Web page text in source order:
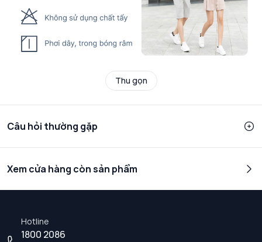
Thu gọn
Câu hỏi thường gặp
Xem cửa hàng còn sản phẩm
Hotline
1800 2086